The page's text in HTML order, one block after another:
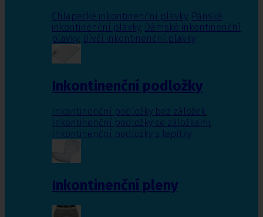
Chlapecké inkontinenční plavky, Pánské
inkontinenční plavky, Dámské inkontinenční
plavky, Dívčí inkontinenční plavky
Inkontinenční podložky
Inkontinenční podložky bez záložek,
Inkontinenční podložky se záložkami,
Inkontinenční podložky s lepítky
Inkontinenční pleny